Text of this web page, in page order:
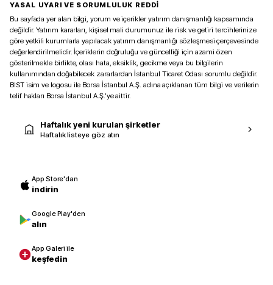
YASAL UYARI VE SORUMLULUK REDDİ
Bu sayfada yer alan bilgi, yorum ve içerikler yatırım danışmanlığı kapsamında
değildir. Yatırım kararları, kişisel mali durumunuz ile risk ve getiri tercihlerinize
göre yetkili kurumlarla yapılacak yatırım danışmanlığı sözleşmesi çerçevesinde
değerlendirilmelidir. İçeriklerin doğruluğu ve güncelliği için azami özen
gösterilmekle birlikte, olası hata, eksiklik, gecikme veya bu bilgilerin
kullanımından doğabilecek zararlardan İstanbul Ticaret Odası sorumlu değildir.
BIST isim ve logosu ile Borsa İstanbul A.Ş. adına açıklanan tüm bilgi ve verilerin
telif hakları Borsa İstanbul A.Ş.’ye aittir.
Haftalık yeni kurulan şirketler
Haftalık listeye göz atın
App Store'dan
indirin
Google Play'den
alın
App Galeri ile
keşfedin